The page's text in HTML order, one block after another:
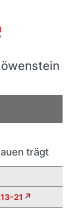
trägt
21